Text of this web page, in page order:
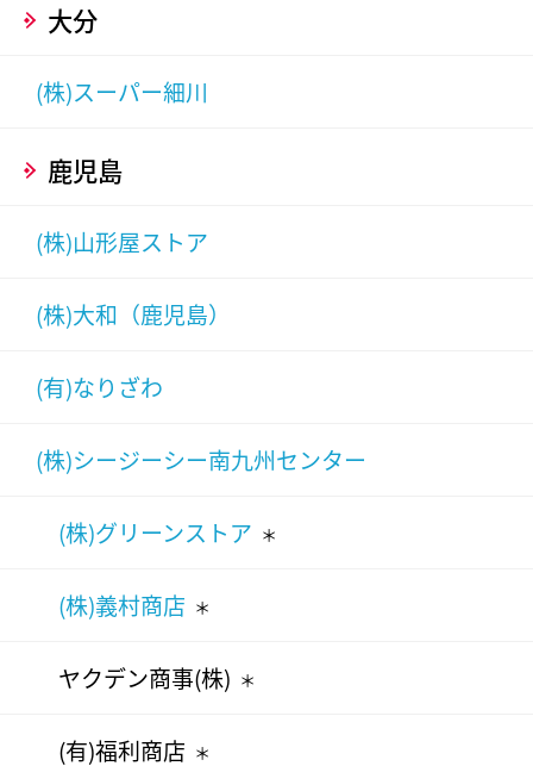
大分
(株)スーパー細川
鹿児島
(株)山形屋ストア
(株)大和（鹿児島）
(有)なりざわ
(株)シージーシー南九州センター
(株)グリーンストア ＊
(株)義村商店 ＊
ヤクデン商事(株) ＊
(有)福利商店 ＊